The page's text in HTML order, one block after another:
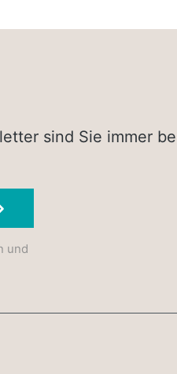
sind Sie immer
und